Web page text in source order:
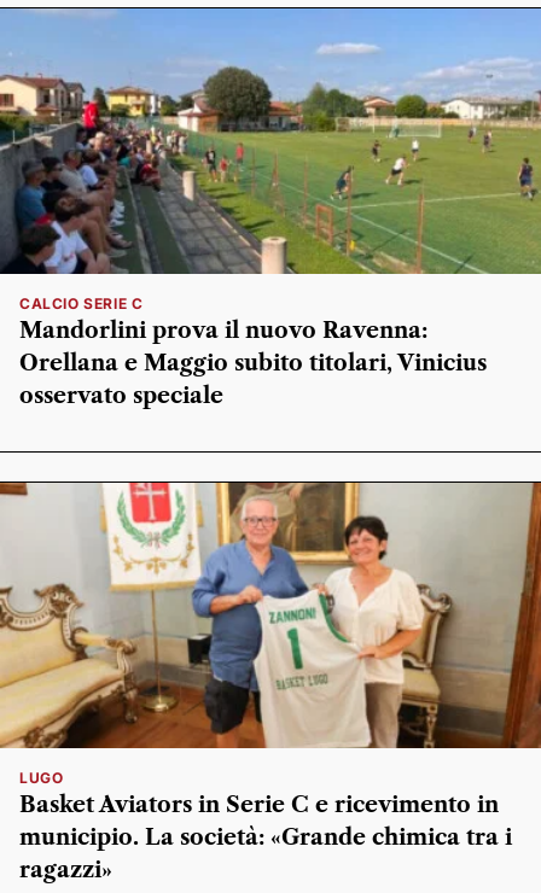
CALCIO SERIE C
Mandorlini prova il nuovo Ravenna:
Orellana e Maggio subito titolari, Vinicius
osservato speciale
LUGO
Basket Aviators in Serie C e ricevimento in
municipio. La società: «Grande chimica tra i
ragazzi»